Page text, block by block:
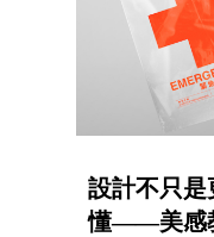
設計不只是
懂——美感